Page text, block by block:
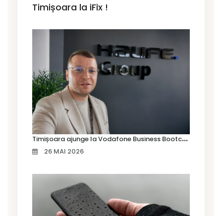
Timișoara la iFix !
T
imișoara ajunge la Vodafone Business Bootcamp prin Marius Cermian de la Armour România
26 MAI 2026